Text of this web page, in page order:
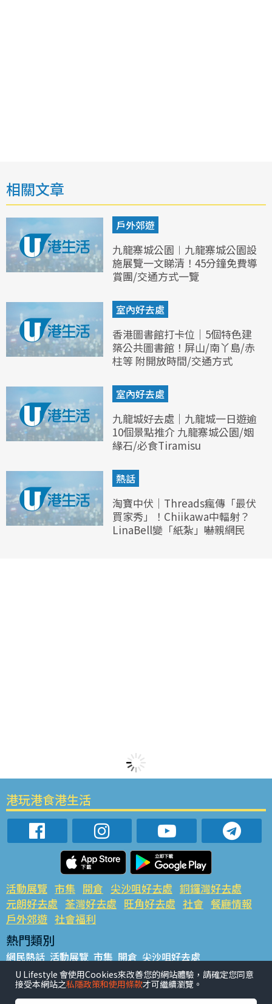
相關文章
戶外郊遊
九龍寨城公園︱九龍寨城公園設
施展覽一文睇清！45分鐘免費導
賞團/交通方式一覽
室內好去處
香港圖書館打卡位｜5個特色建
築公共圖書館！屏山/南丫島/赤
柱等 附開放時間/交通方式
室內好去處
九龍城好去處｜九龍城一日遊逾
10個景點推介 九龍寨城公園/姻
緣石/必食Tiramisu
熱話
淘寶中伏｜Threads瘋傳「最伏
買家秀」！Chiikawa中輻射？
LinaBell變「紙紮」嚇親網民
港玩港食港生活
活動展覽 市集 開倉 尖沙咀好去處 銅鑼灣好去處
元朗好去處 荃灣好去處 旺角好去處 社會 餐廳情報
戶外郊遊 社會福利
熱門類別
網民熱話 活動展覽 市集 開倉 尖沙咀好去處
銅鑼灣好去處 元朗好去處 荃灣好去處 旺角好去處 社會
餐廳情報 戶外郊遊
U Lifestyle 會使用Cookies來改善您的網站體驗，請確定您同意
接受本網站之私隱政策和使用條款才可繼續瀏覽。